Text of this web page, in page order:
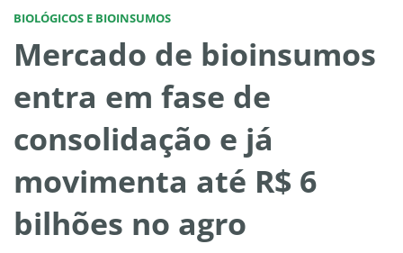
BIOLÓGICOS E BIOINSUMOS
Mercado de bioinsumos
entra em fase de
consolidação e já
movimenta até R$ 6
bilhões no agro